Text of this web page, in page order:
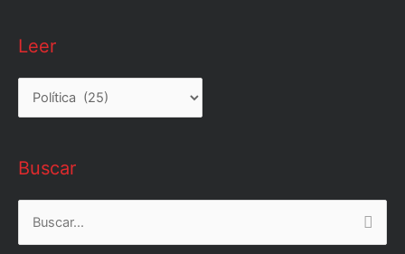
Leer
Leer
Buscar
Buscar
por: